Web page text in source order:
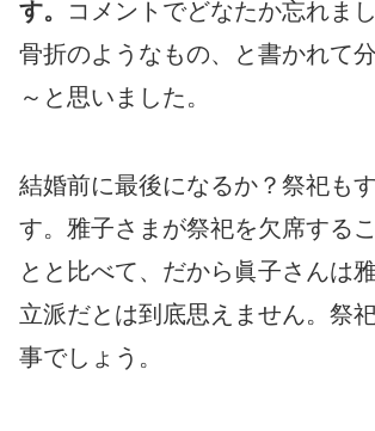
す。
コメントでどなたか忘れま
骨折のようなもの、と書かれて
～と思いました。
結婚前に最後になるか？祭祀も
す。雅子さまが祭祀を欠席する
とと比べて、だから眞子さんは
立派だとは到底思えません。祭
事でしょう。